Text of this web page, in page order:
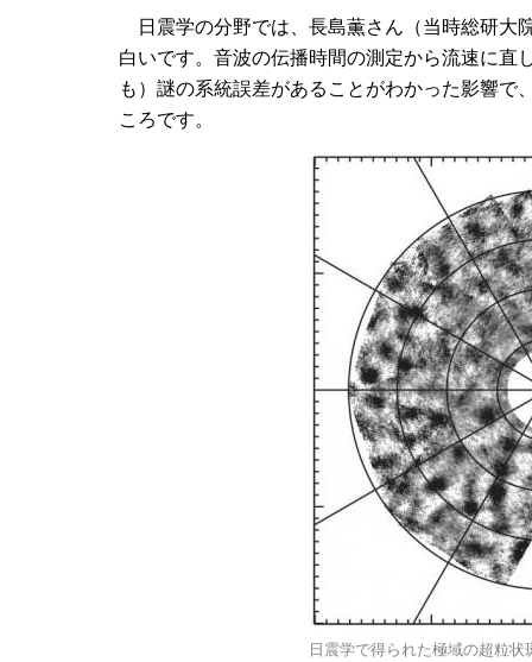
日震学の分野では、長島薫さん（当時総研大
白いです。音波の伝播時間の測定から流速に直
も）謎の系統誤差があることがわかった影響
ころです。
日震学で得られた極域の超粒状